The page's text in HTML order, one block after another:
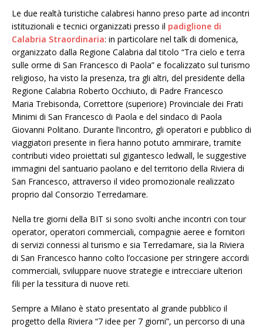
Le due realtà turistiche calabresi hanno preso parte ad incontri
istituzionali e tecnici organizzati presso il padiglione di
Calabria Straordinaria: in particolare nel talk di domenica,
organizzato dalla Regione Calabria dal titolo “Tra cielo e terra
sulle orme di San Francesco di Paola” e focalizzato sul turismo
religioso, ha visto la presenza, tra gli altri, del presidente della
Regione Calabria Roberto Occhiuto, di Padre Francesco
Maria Trebisonda, Correttore (superiore) Provinciale dei Frati
Minimi di San Francesco di Paola e del sindaco di Paola
Giovanni Politano. Durante l’incontro, gli operatori e pubblico di
viaggiatori presente in fiera hanno potuto ammirare, tramite
contributi video proiettati sul gigantesco ledwall, le suggestive
immagini del santuario paolano e del territorio della Riviera di
San Francesco, attraverso il video promozionale realizzato
proprio dal Consorzio Terredamare.
Nella tre giorni della BIT si sono svolti anche incontri con tour
operator, operatori commerciali, compagnie aeree e fornitori
di servizi connessi al turismo e sia Terredamare, sia la Riviera
di San Francesco hanno colto l’occasione per stringere accordi
commerciali, sviluppare nuove strategie e intrecciare ulteriori
fili per la tessitura di nuove reti.
Sempre a Milano è stato presentato al grande pubblico il
progetto della Riviera “7 idee per 7 giorni”, un percorso di una